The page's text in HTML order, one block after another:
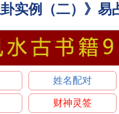
实例（二）》易
姓名配对
财神灵签